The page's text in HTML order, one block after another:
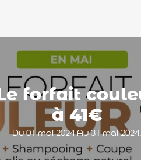
Le forfait
à 41€
Du 01 mai 2024 Au 31 mai 2024.